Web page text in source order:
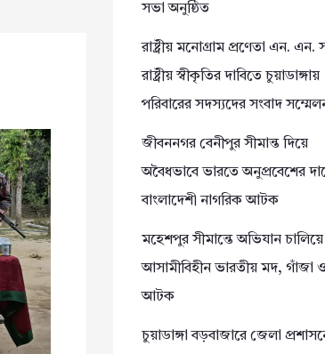
সভা অনুষ্ঠিত
রাষ্ট্রীয় মনোগ্রাম প্রণেতা এন. এন.
রাষ্ট্রীয় স্বীকৃতির দাবিতে চুয়াডাঙ্গায়
পরিবারের সদস্যদের সংবাদ
জীবননগর বেনীপুর সীমান্ত দিয়ে
অবৈধভাবে ভারতে অনুপ্রবেশের
বাংলাদেশী নাগরিক আটক
মহেশপুর সীমান্তে অভিযান চালিয়ে
আসামীবিহীন ভারতীয় মদ, গাঁজা
আটক
চুয়াডাঙ্গা বড়বাজারে জেলা